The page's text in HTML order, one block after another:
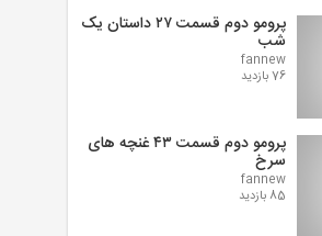
پرومو دوم قسمت ۲۷ داستان یک
شب
fannew
76 بازدید
پرومو دوم قسمت ۴۳ غنچه های
سرخ
fannew
85 بازدید